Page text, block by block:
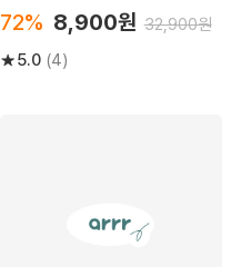
72% 8,900원 32,900원
5.0 (4)